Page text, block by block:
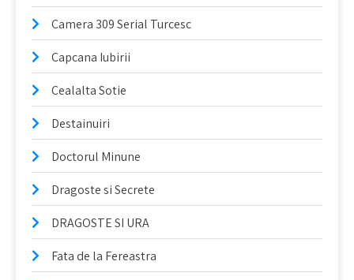
Camera 309 Serial Turcesc
Capcana Iubirii
Cealalta Sotie
Destainuiri
Doctorul Minune
Dragoste si Secrete
DRAGOSTE SI URA
Fata de la Fereastra